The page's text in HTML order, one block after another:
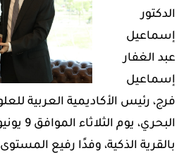
الدكتور
إسماعيل
عبد الغفار
إسماعيل
فرج، رئيس الأكاديمية العربية
بالقرية الذكية، وفدًا رفيع